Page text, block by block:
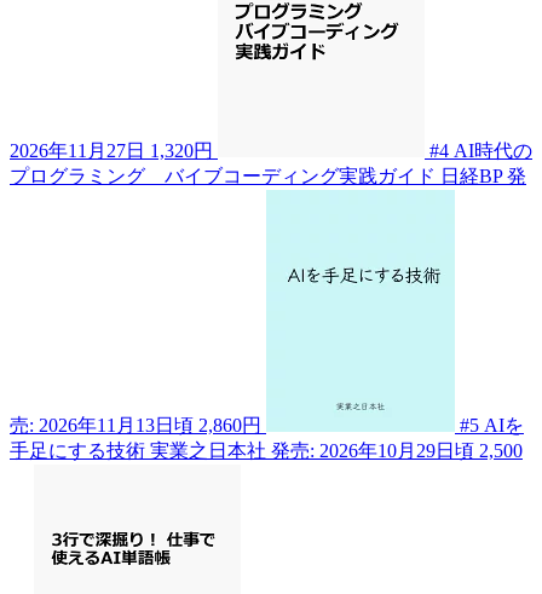
2026年11月27日 1,320円 #4 AI時代の
プログラミング バイブコーディング実践ガイド 日経BP 発
売: 2026年11月13日頃 2,860円 #5 AIを
手足にする技術 実業之日本社 発売: 2026年10月29日頃 2,500